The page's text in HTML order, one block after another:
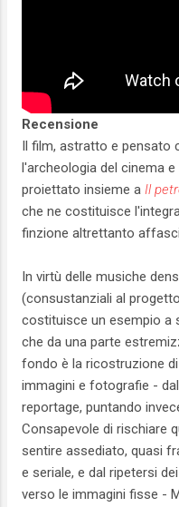
Recensione
Il film, astratto e
l'archeologia del cinema
proiettato insieme a Il
che ne costituisce
finzione altrettanto
In virtù delle musiche
(consustanziali al
costituisce un esempio a
che da una parte
fondo è la ricostruzione
immagini e fotografie -
reportage, puntando
Consapevole di rischiare
sentire assediato, quasi
e seriale, e dal ripetersi
verso le immagini fisse -